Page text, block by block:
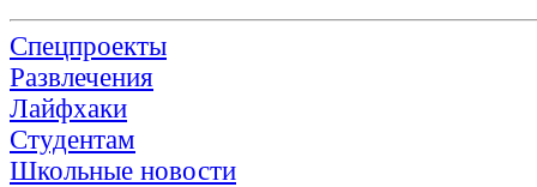
Спецпроекты
Развлечения
Лайфхаки
Студентам
Школьные новости